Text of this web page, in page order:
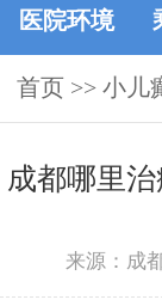
医院环境
首页 >> 小儿
成都哪里
来源：成